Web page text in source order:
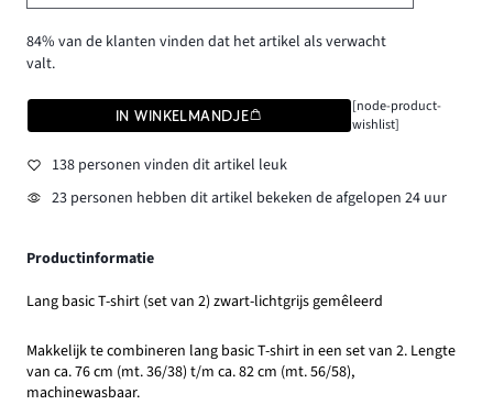
84% van de klanten vinden dat het artikel als verwacht
valt.
IN WINKELMANDJE
[node-product-
wishlist]
138 personen vinden dit artikel leuk
23 personen hebben dit artikel bekeken de afgelopen 24 uur
Productinformatie
Lang basic T-shirt (set van 2) zwart-lichtgrijs gemêleerd
Makkelijk te combineren lang basic T-shirt in een set van 2. Lengte
van ca. 76 cm (mt. 36/38) t/m ca. 82 cm (mt. 56/58),
machinewasbaar.